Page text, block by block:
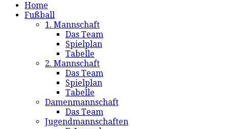
Home
Fußball
1. Mannschaft
Das Team
Spielplan
Tabelle
2. Mannschaft
Das Team
Spielplan
Tabelle
Damenmannschaft
Das Team
Jugendmannschaften